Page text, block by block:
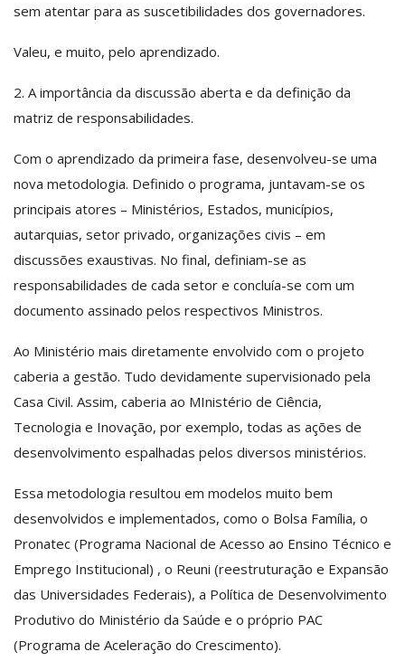
sem atentar para as suscetibilidades dos governadores.
Valeu, e muito, pelo aprendizado.
2. A importância da discussão aberta e da definição da
matriz de responsabilidades.
Com o aprendizado da primeira fase, desenvolveu-se uma
nova metodologia. Definido o programa, juntavam-se os
principais atores – Ministérios, Estados, municípios,
autarquias, setor privado, organizações civis – em
discussões exaustivas. No final, definiam-se as
responsabilidades de cada setor e concluía-se com um
documento assinado pelos respectivos Ministros.
Ao Ministério mais diretamente envolvido com o projeto
caberia a gestão. Tudo devidamente supervisionado pela
Casa Civil. Assim, caberia ao MInistério de Ciência,
Tecnologia e Inovação, por exemplo, todas as ações de
desenvolvimento espalhadas pelos diversos ministérios.
Essa metodologia resultou em modelos muito bem
desenvolvidos e implementados, como o Bolsa Família, o
Pronatec (Programa Nacional de Acesso ao Ensino Técnico e
Emprego Institucional) , o Reuni (reestruturação e Expansão
das Universidades Federais), a Política de Desenvolvimento
Produtivo do Ministério da Saúde e o próprio PAC
(Programa de Aceleração do Crescimento).